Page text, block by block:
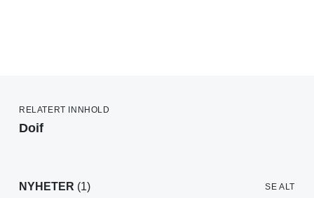
RELATERT INNHOLD
Doif
NYHETER (1) SE ALT